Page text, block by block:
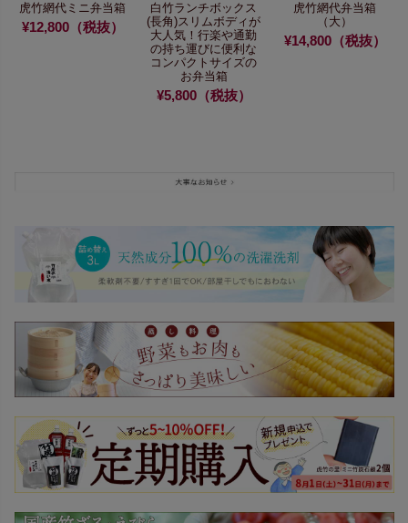
虎竹網代ミニ弁当箱
¥12,800（税抜）
白竹ランチボックス
(長角)スリムボディが
大人気！行楽や通勤
の持ち運びに便利な
コンパクトサイズの
お弁当箱
¥5,800（税抜）
虎竹網代弁当箱
（大）
¥14,800（税抜）